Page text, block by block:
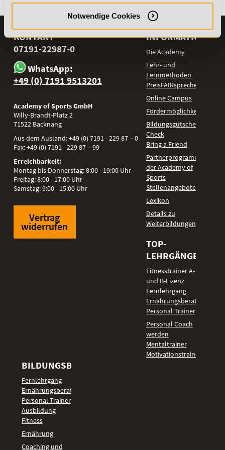
Notwendige Cookies
KONTAKT
07191-22987-0
WhatsApp:
+49 (0) 7191 9513201
Academy of Sports GmbH
Willy-Brandt-Platz 2
71522 Backnang
Aus dem Ausland:+49 (0) 7191 - 229 87 – 0
Fax:+49 (0) 7191 - 229 87 – 99
Erreichbarkeit:
Montag bis Donnerstag: 8:00 - 19:00 Uhr
Freitag: 8:00 - 17:00 Uhr
Samstag: 9:00 - 15:00 Uhr
Vertrag
widerrufen
INFORMATIONEN
Die Academy
Lehr- und
Lernmethoden
PreisFAIRsprechen
Online Campus
Fördermöglichkeiten
Bildungsgutschein
Check
Bring a Friend
Partnerprogramm
der Academy of
Sports
Stellenangebote
Lexikon
Details zu
Weiterbildungen
TOP-
LEHRGÄNGE
Fitnesstrainer A-
und B-Lizenz
Fernlehrgang
Ernährungsberater
Personal Trainer
Personal Coach
werden
Mentaltrainer
Motivationstrainer
BILDUNGSBEREICHE
Fernlehrgang
Ernährungsberater
Personal Trainer
Ausbildung
Fitness
Ernährung
Coaching und